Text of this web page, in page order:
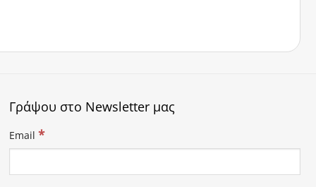
Γράψου στο Newsletter μας
Email *